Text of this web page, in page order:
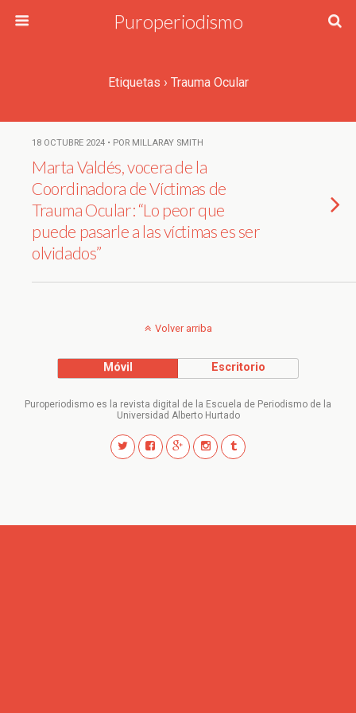
Puroperiodismo
Etiquetas › Trauma Ocular
18 OCTUBRE 2024 • POR MILLARAY SMITH
Marta Valdés, vocera de la
Coordinadora de Víctimas de
Trauma Ocular: “Lo peor que
puede pasarle a las víctimas es ser
olvidados”
Volver arriba
Móvil Escritorio
Puroperiodismo es la revista digital de la Escuela de Periodismo de la
Universidad Alberto Hurtado